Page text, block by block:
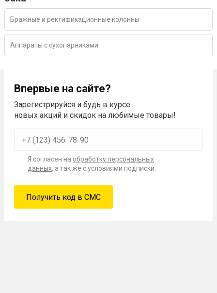
Бражные и ректификационные колонны
Аппараты с сухопарниками
Впервые на сайте?
Зарегистрируйся и будь в курсе
новых акций и скидок на любимые товары!
Я согласен на обработку персональных
данных, а так же с условиями подписки.